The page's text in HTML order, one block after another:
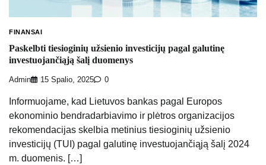
FINANSAI
Paskelbti tiesioginių užsienio investicijų pagal galutinę
investuojančiąją šalį duomenys
Admin 15 Spalio, 2025 0
Informuojame, kad Lietuvos bankas pagal Europos
ekonominio bendradarbiavimo ir plėtros organizacijos
rekomendacijas skelbia metinius tiesioginių užsienio
investicijų (TUI) pagal galutinę investuojančiąją šalį 2024
m. duomenis. […]